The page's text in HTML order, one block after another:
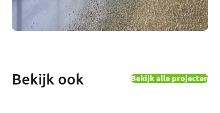
Bekijk ook Bekijk alle projecten